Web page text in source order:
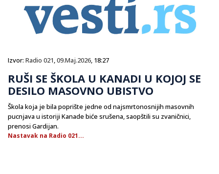
Izvor: Radio 021,09.Maj.2026, 18:27
RUŠI SE ŠKOLA U KANADI U KOJOJ SE
DESILO MASOVNO UBISTVO
Škola koja je bila poprište jedne od najsmrtonosnijih masovnih
pucnjava u istoriji Kanade biće srušena, saopštili su zvaničnici,
prenosi Gardijan.
Nastavak na Radio 021...